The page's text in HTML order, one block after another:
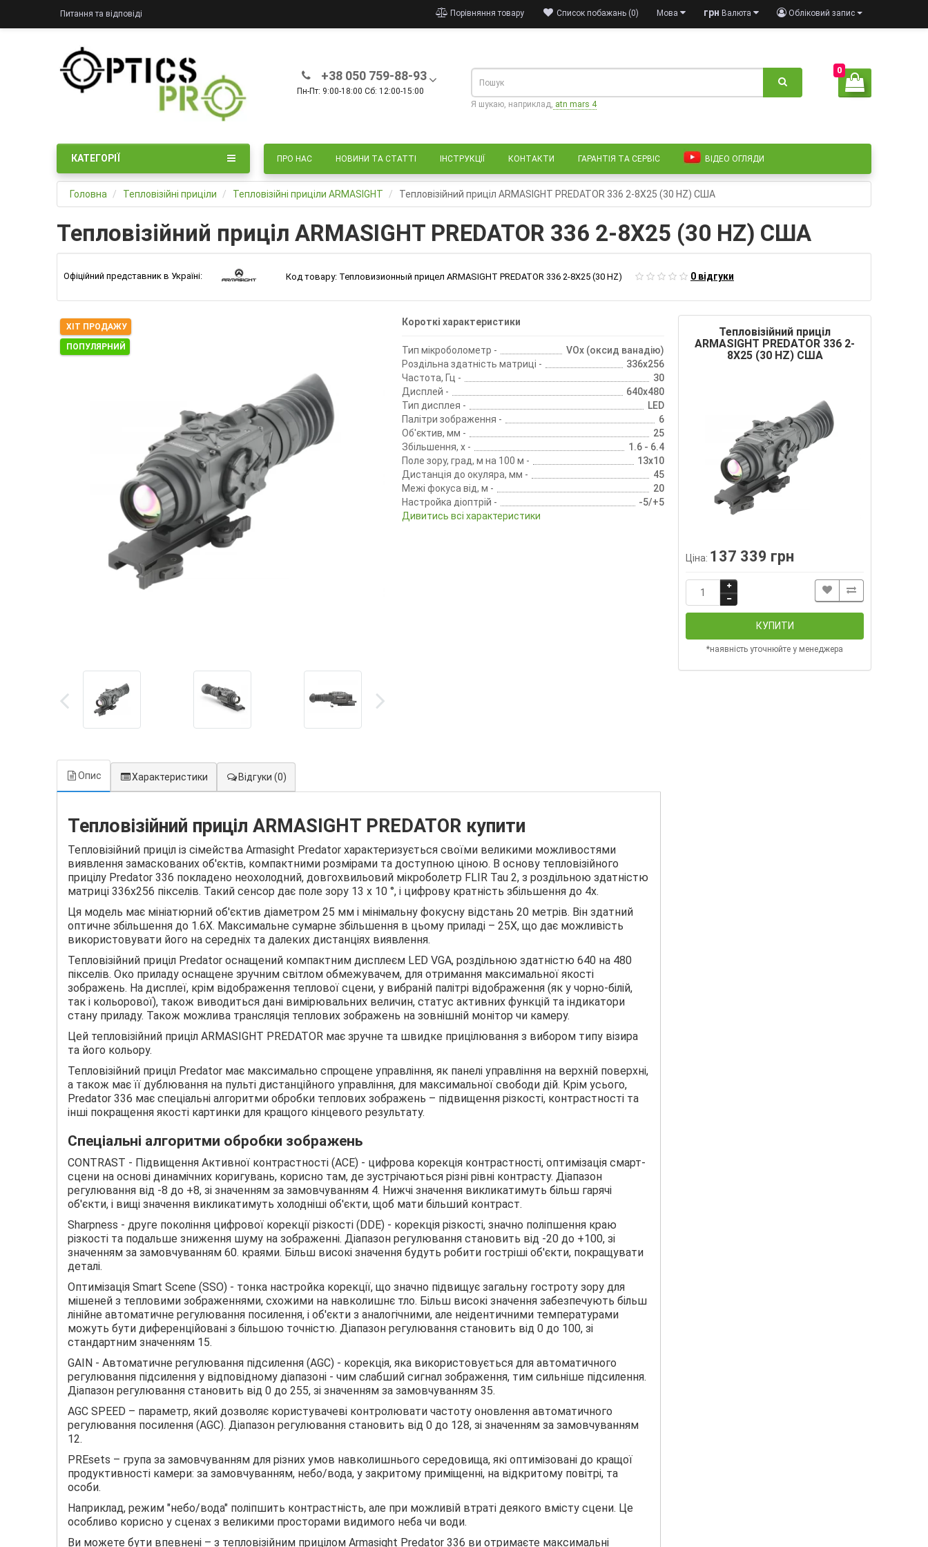
Питання та відповіді Обліковий запис
грн Валюта
Мова
Список побажань (0)
Порівняння товару
+38 050 759-88-93
Пн-Пт: 9:00-18:00 Сб: 12:00-15:00
0
Я шукаю, наприклад, atn mars 4
ПРО НАС НОВИНИ ТА СТАТТІ ІНСТРУКЦІЇ КОНТАКТИ ГАРАНТІЯ ТА СЕРВІС ВІДЕО ОГЛЯДИ
КАТЕГОРІЇ
Головна Тепловізійні приціли Тепловізійні приціли ARMASIGHT Тепловізійний приціл ARMASIGHT PREDATOR 336 2-8X25 (30 HZ) США
Тепловізійний приціл ARMASIGHT PREDATOR 336 2-8X25 (30 HZ) США
Офіційний представник в Україні: Код товару: Тепловизионный прицел ARMASIGHT PREDATOR 336 2-8X25 (30 HZ) 0 відгуки
ХІТ ПРОДАЖУ
ПОПУЛЯРНИЙ
Короткі характеристики
Тип мікроболометр -
VOx (оксид ванадію)
Роздільна здатність матриці -
336x256
Частота, Гц -
30
Дисплей -
640x480
Тип дисплея -
LED
Палітри зображення -
6
Об'єктив, мм -
25
Збільшення, х -
1.6 - 6.4
Поле зору, град, м на 100 м -
13x10
Дистанція до окуляра, мм -
45
Межі фокуса від, м -
20
Настройка діоптрій -
-5/+5
Дивитись всі характеристики
Тепловізійний приціл
ARMASIGHT PREDATOR 336 2-
8X25 (30 HZ) США
Ціна: 137 339 грн
КУПИТИ
*наявність уточнюйте у менеджера
Опис Характеристики Відгуки (0)
Тепловізійний приціл ARMASIGHT PREDATOR купити
Тепловізійний приціл із сімейства Armasight Predator характеризується своїми великими можливостями
виявлення замаскованих об'єктів, компактними розмірами та доступною ціною. В основу тепловізійного
прицілу Predator 336 покладено неохолодний, довгохвильовий мікроболетр FLIR Tau 2, з роздільною здатністю
матриці 336х256 пікселів. Такий сенсор дає поле зору 13 x 10 °, і цифрову кратність збільшення до 4х.
Ця модель має мініатюрний об'єктив діаметром 25 мм і мінімальну фокусну відстань 20 метрів. Він здатний
оптичне збільшення до 1.6X. Максимальне сумарне збільшення в цьому приладі – 25X, що дає можливість
використовувати його на середніх та далеких дистанціях виявлення.
Тепловізійний приціл Predator оснащений компактним дисплеєм LED VGA, роздільною здатністю 640 на 480
пікселів. Око приладу оснащене зручним світлом обмежувачем, для отримання максимальної якості
зображень. На дисплеї, крім відображення теплової сцени, у вибраній палітрі відображення (як у чорно-білій,
так і кольорової), також виводиться дані вимірювальних величин, статус активних функцій та індикатори
стану приладу. Також можлива трансляція теплових зображень на зовнішній монітор чи камеру.
Цей тепловізійний приціл ARMASIGHT PREDATOR має зручне та швидке прицілювання з вибором типу візира
та його кольору.
Тепловізійний приціл Predator має максимально спрощене управління, як панелі управління на верхній поверхні,
а також має її дублювання на пульті дистанційного управління, для максимальної свободи дій. Крім усього,
Predator 336 має спеціальні алгоритми обробки теплових зображень – підвищення різкості, контрастності та
інші покращення якості картинки для кращого кінцевого результату.
Спеціальні алгоритми обробки зображень
CONTRAST - Підвищення Активної контрастності (ACE) - цифрова корекція контрастності, оптимізація смарт-
сцени на основі динамічних коригувань, корисно там, де зустрічаються різні рівні контрасту. Діапазон
регулювання від -8 до +8, зі значенням за замовчуванням 4. Нижчі значення викликатимуть більш гарячі
об'єкти, і вищі значення викликатимуть холодніші об'єкти, щоб мати більший контраст.
Sharpness - друге покоління цифрової корекції різкості (DDE) - корекція різкості, значно поліпшення краю
різкості та подальше зниження шуму на зображенні. Діапазон регулювання становить від -20 до +100, зі
значенням за замовчуванням 60. краями. Більш високі значення будуть робити гостріші об'єкти, покращувати
деталі.
Оптимізація Smart Scene (SSO) - тонка настройка корекції, що значно підвищує загальну гостроту зору для
мішеней з тепловими зображеннями, схожими на навколишнє тло. Більш високі значення забезпечують більш
лінійне автоматичне регулювання посилення, і об'єкти з аналогічними, але неідентичними температурами
можуть бути диференційовані з більшою точністю. Діапазон регулювання становить від 0 до 100, зі
стандартним значенням 15.
GAIN - Автоматичне регулювання підсилення (AGC) - корекція, яка використовується для автоматичного
регулювання підсилення у відповідному діапазоні - чим слабший сигнал зображення, тим сильніше підсилення.
Діапазон регулювання становить від 0 до 255, зі значенням за замовчуванням 35.
AGC SPEED – параметр, який дозволяє користувачеві контролювати частоту оновлення автоматичного
регулювання посилення (AGC). Діапазон регулювання становить від 0 до 128, зі значенням за замовчуванням
12.
PREsets – група за замовчуванням для різних умов навколишнього середовища, які оптимізовані до кращої
продуктивності камери: за замовчуванням, небо/вода, у закритому приміщенні, на відкритому повітрі, та
особи.
Наприклад, режим "небо/вода" поліпшить контрастність, але при можливій втраті деякого вмісту сцени. Це
особливо корисно у сценах з великими просторами видимого неба чи води.
Ви можете бути впевнені – з тепловізійним прицілом Armasight Predator 336 ви отримаєте максимальні